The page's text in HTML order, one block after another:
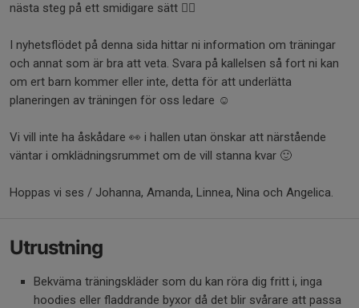
nästa steg på ett smidigare sätt 🧘‍♀️
I nyhetsflödet på denna sida hittar ni information om träningar
och annat som är bra att veta. Svara på kallelsen så fort ni kan
om ert barn kommer eller inte, detta för att underlätta
planeringen av träningen för oss ledare ☺️
Vi vill inte ha åskådare 👀 i hallen utan önskar att närstående
väntar i omklädningsrummet om de vill stanna kvar 🙂
Hoppas vi ses / Johanna, Amanda, Linnea, Nina och Angelica.
Utrustning
Bekväma träningskläder som du kan röra dig fritt i, inga
hoodies eller fladdrande byxor då det blir svårare att passa